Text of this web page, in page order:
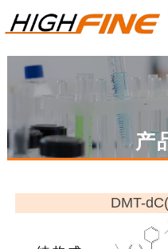
产
DMT-